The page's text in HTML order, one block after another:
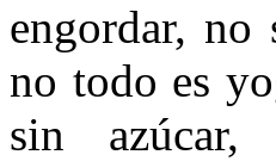
engordar, no
no todo es
sin